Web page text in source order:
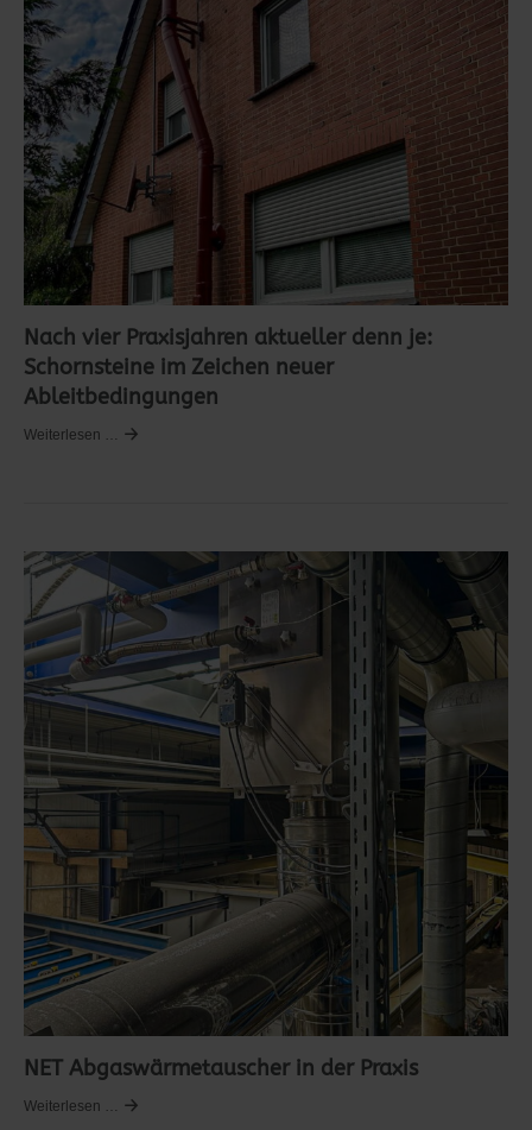
Nach vier Praxisjahren aktueller denn je:
Schornsteine im Zeichen neuer
Ableitbedingungen
Weiterlesen …
NET Abgaswärmetauscher in der Praxis
Weiterlesen …